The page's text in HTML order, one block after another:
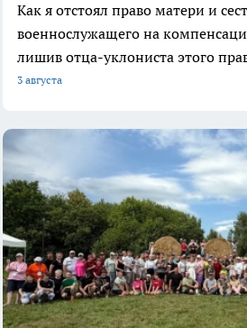
Как я отстоял право матери и
военнослужащего на
лишив отца-уклониста этого
3 августа